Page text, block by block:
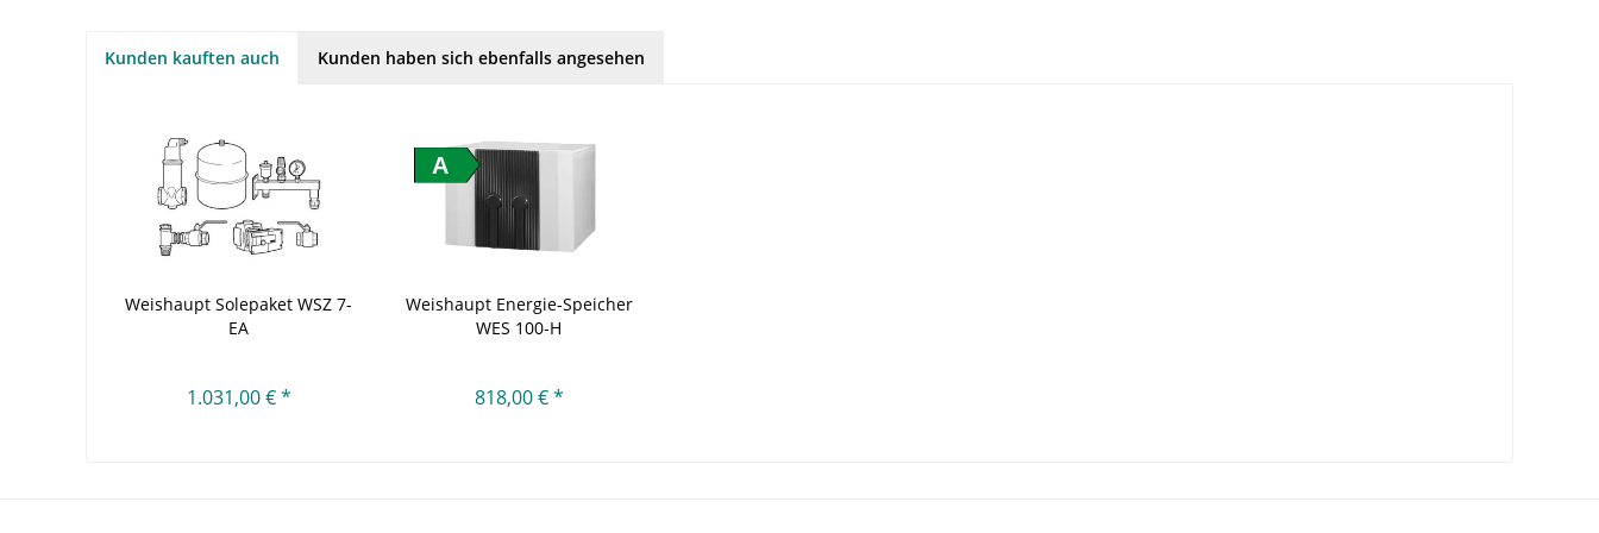
Kunden kauften auch Kunden haben sich ebenfalls angesehen
Weishaupt Solepaket WSZ 7-
EA
1.031,00 € *
A
Weishaupt Energie-Speicher
WES 100-H
818,00 € *